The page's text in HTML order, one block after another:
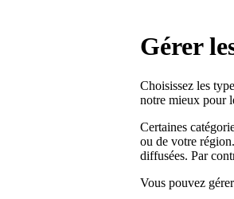
Gérer
Choisissez les
notre mieux pour
Certaines
ou de votre
diffusées. Par
Vous pouvez